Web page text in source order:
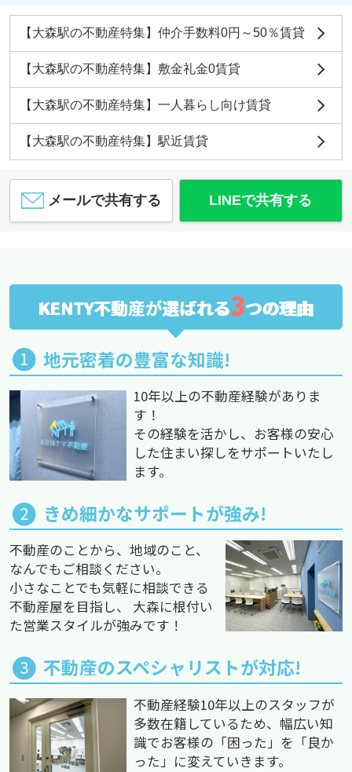
【大森駅の不動産特集】仲介手数料0円～50％賃貸
【大森駅の不動産特集】敷金礼金0賃貸
【大森駅の不動産特集】一人暮らし向け賃貸
【大森駅の不動産特集】駅近賃貸
メールで共有する LINEで共有する
KENTY不動産が選ばれる3つの理由
地元密着の豊富な知識!
10年以上の不動産経験がありま
す！
その経験を活かし、お客様の安心
した住まい探しをサポートいたし
ます。
きめ細かなサポートが強み!
不動産のことから、地域のこと、
なんでもご相談ください。
小さなことでも気軽に相談できる
不動産屋を目指し、 大森に根付い
た営業スタイルが強みです！
不動産のスペシャリストが対応!
不動産経験10年以上のスタッフが
多数在籍しているため、幅広い知
識でお客様の「困った」を「良か
った」に変えていきます。